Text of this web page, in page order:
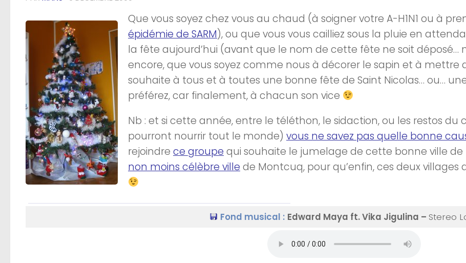
Que vous soyez chez vous au chaud (à soigner votre A-H1N1 ou à
épidémie de SARM), ou que vous vous cailliez sous la pluie en
la fête aujourd’hui (avant que le nom de cette fête ne soit déposé…
encore, que vous soyez comme nous à décorer le sapin et à mettre
souhaite à tous et à toutes une bonne fête de Saint Nicolas… ou…
préférez, car finalement, à chacun son vice
Nb : et si cette année, entre le téléthon, le sidaction, ou les restos du
pourront nourrir tout le monde) vous ne savez pas quelle bonne
rejoindre ce groupequi souhaite le jumelage de cette bonne ville de
non moins célèbre villede Montcuq, pour qu’enfin, ces deux
Fond musical : Edward Maya ft. Vika Jigulina – Stereo